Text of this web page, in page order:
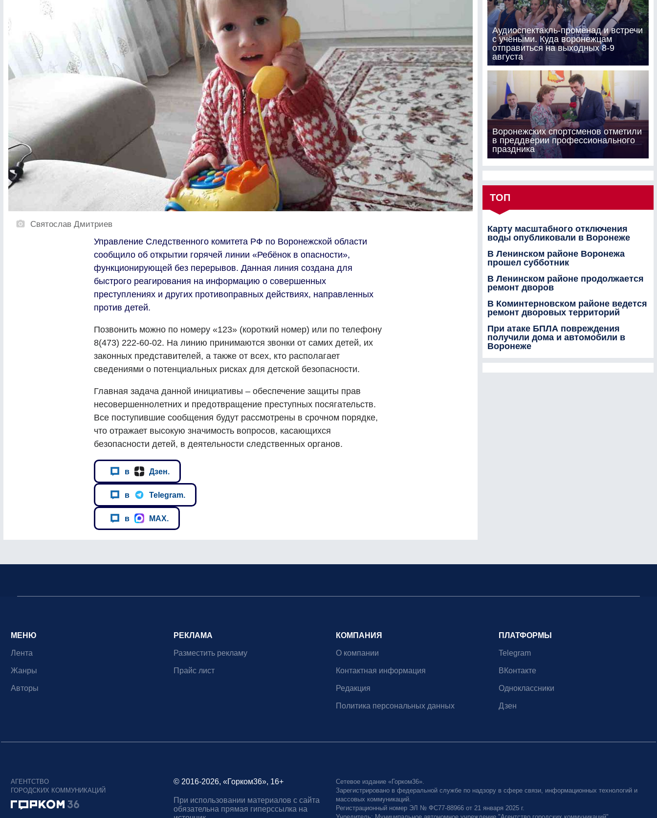
Святослав Дмитриев
Управление Следственного комитета РФ по Воронежской области
сообщило об открытии горячей линии «Ребёнок в опасности»,
функционирующей без перерывов. Данная линия создана для
быстрого реагирования на информацию о совершенных
преступлениях и других противоправных действиях, направленных
против детей.
Позвонить можно по номеру «123» (короткий номер) или по телефону
8(473) 222-60-02. На линию принимаются звонки от самих детей, их
законных представителей, а также от всех, кто располагает
сведениями о потенциальных рисках для детской безопасности.
Главная задача данной инициативы – обеспечение защиты прав
несовершеннолетних и предотвращение преступных посягательств.
Все поступившие сообщения будут рассмотрены в срочном порядке,
что отражает высокую значимость вопросов, касающихся
безопасности детей, в деятельности следственных органов.
в Дзен.
в Telegram.
в MAX.
Аудиоспектакль-променад и встречи
с учёными. Куда воронежцам
отправиться на выходных 8-9
августа
Воронежских спортсменов отметили
в преддверии профессионального
праздника
ТОП
Карту масштабного отключения
воды опубликовали в Воронеже
В Ленинском районе Воронежа
прошел субботник
В Ленинском районе продолжается
ремонт дворов
В Коминтерновском районе ведется
ремонт дворовых территорий
При атаке БПЛА повреждения
получили дома и автомобили в
Воронеже
МЕНЮ
Лента
Жанры
Авторы
РЕКЛАМА
Разместить рекламу
Прайс лист
КОМПАНИЯ
О компании
Контактная информация
Редакция
Политика персональных данных
ПЛАТФОРМЫ
Telegram
ВКонтакте
Одноклассники
Дзен
АГЕНТСТВО
ГОРОДСКИХ КОММУНИКАЦИЙ
© 2016-2026, «Горком36», 16+
При использовании материалов с сайта
обязательна прямая гиперссылка на
Сетевое издание «Горком36».
Зарегистрировано в федеральной службе по надзору в сфере связи, информационных технологий и
массовых коммуникаций.
Регистрационный номер ЭЛ № ФС77-88966 от 21 января 2025 г.